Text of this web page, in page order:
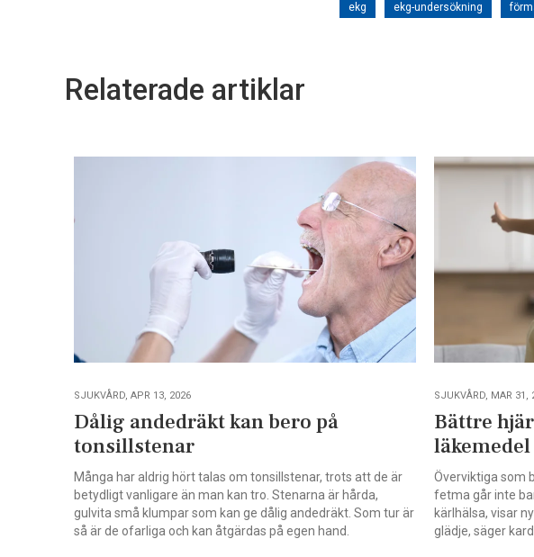
ekg ekg-undersökning
Relaterade artiklar
SJUKVÅRD, APR 13, 2026
Dålig andedräkt kan bero på
tonsillstenar
Många har aldrig hört talas om tonsillstenar, trots att de är
betydligt vanligare än man kan tro. Stenarna är hårda,
gulvita små klumpar som kan ge dålig andedräkt. Som tur är
så är de ofarliga och kan åtgärdas på egen hand.
SJUKVÅRD, MAR 31,
Bättre
Överviktiga som
fetma går inte
kärlhälsa, visar
glädje, säger